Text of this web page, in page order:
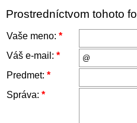
Prostredníctvom tohoto
Vaše meno: *
Váš e-mail: *
Predmet: *
Správa: *